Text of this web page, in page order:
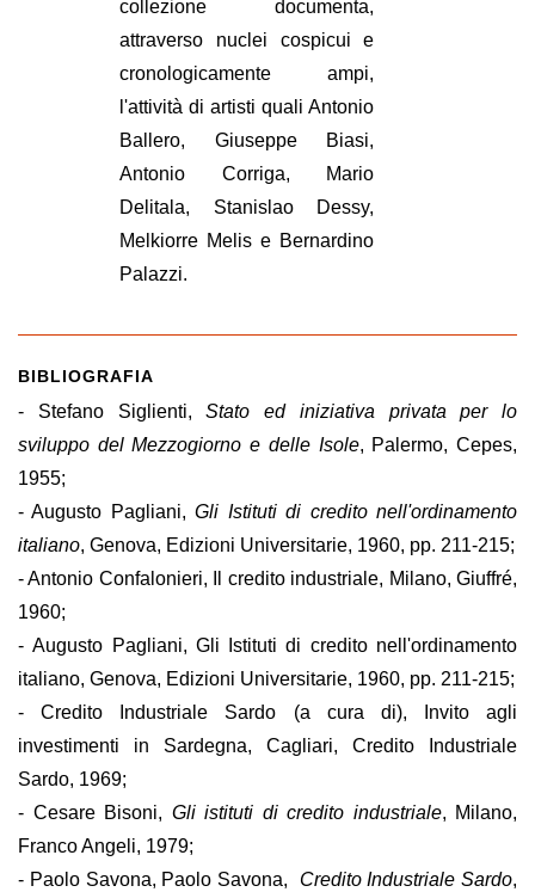
collezione documenta,
attraverso nuclei cospicui e
cronologicamente ampi,
l'attività di artisti quali Antonio
Ballero, Giuseppe Biasi,
Antonio Corriga, Mario
Delitala, Stanislao Dessy,
Melkiorre Melis e Bernardino
Palazzi.
BIBLIOGRAFIA
- Stefano Siglienti,Stato ed iniziativa privata per lo
sviluppo del Mezzogiorno e delle Isole, Palermo, Cepes,
1955;
- Augusto Pagliani,Gli Istituti di credito nell'ordinamento
italiano, Genova, Edizioni Universitarie, 1960, pp. 211-215;
- Antonio Confalonieri, Il credito industriale, Milano, Giuffré,
1960;
- Augusto Pagliani, Gli Istituti di credito nell'ordinamento
italiano, Genova, Edizioni Universitarie, 1960, pp. 211-215;
- Credito Industriale Sardo (a cura di), Invito agli
investimenti in Sardegna, Cagliari, Credito Industriale
Sardo, 1969;
- Cesare Bisoni, Gli istituti di credito industriale, Milano,
Franco Angeli, 1979;
- Paolo Savona, Paolo Savona, Credito Industriale Sardo,